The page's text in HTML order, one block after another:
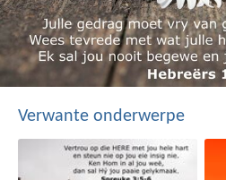
Verwante onderwerpe